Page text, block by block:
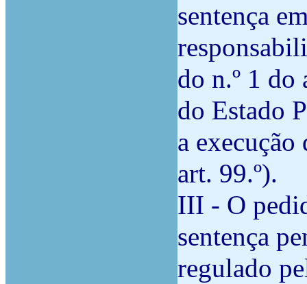
sentença
do n.º 1 do
do Estado
a execução
art. 99.º).
III - O
sentença
regulado